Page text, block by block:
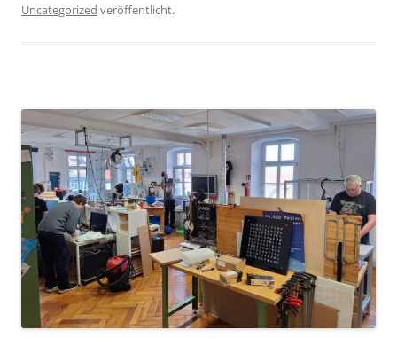
Uncategorized veröffentlicht.